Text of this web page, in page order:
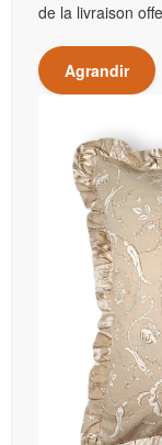
de la livraison
Agrandir